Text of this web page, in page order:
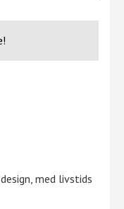
med livstids